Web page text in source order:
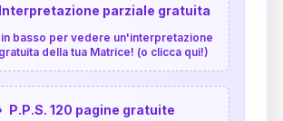
parziale gratuita
basso per vedere un'interpretazione
della tua Matrice! (o clicca qui!)
P.P.S. 120 pagine gratuite